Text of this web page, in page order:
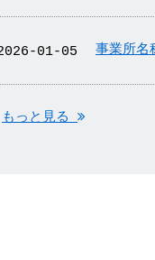
01-05 事業所名
もっと見る